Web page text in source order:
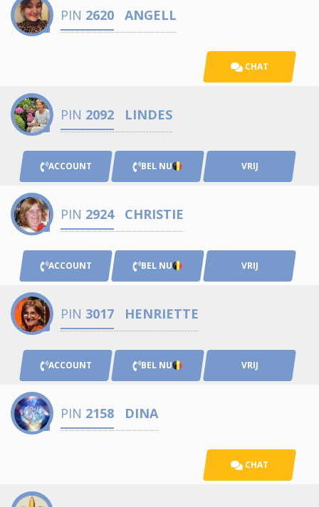
PIN 2620 ANGELL
CHAT
PIN 2092 LINDES
ACCOUNT BEL NU VRIJ
PIN 2924 CHRISTIE
ACCOUNT BEL NU VRIJ
PIN 3017 HENRIETTE
ACCOUNT BEL NU VRIJ
PIN 2158 DINA
CHAT